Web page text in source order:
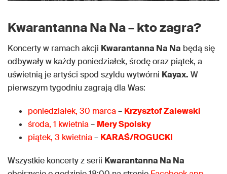
Kwarantanna Na Na – kto zagra?
Koncerty w ramach akcji Kwarantanna Na Na będą się
odbywały w każdy poniedziałek, środę oraz piątek, a
uświetnią je artyści spod szyldu wytwórni Kayax. W
pierwszym tygodniu zagrają dla Was:
poniedziałek, 30 marca– Krzysztof Zalewski
środa, 1 kwietnia– Mery Spolsky
piątek, 3 kwietnia– KARAŚ/ROGUCKI
Wszystkie koncerty z serii Kwarantanna Na Na